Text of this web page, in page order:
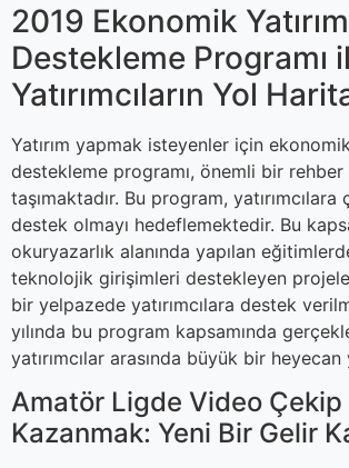
2019 Ekonomik
Destekleme Programı
Yatırımcıların Yol
Yatırım yapmak isteyenler için
destekleme programı, önemli bir
taşımaktadır. Bu program,
destek olmayı hedeflemektedir. Bu
okuryazarlık alanında yapılan
teknolojik girişimleri destekleyen
bir yelpazede yatırımcılara destek
yılında bu program kapsamında
yatırımcılar arasında büyük bir heyecan
Amatör Ligde Video Çekip
Kazanmak: Yeni Bir Gelir